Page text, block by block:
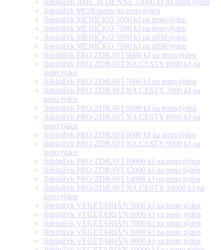
Jídelníček JÍME 3x DENNĚ 10000 kJ na příští týden
Jídelníček MOJEmenu na tento týden
Jídelníček MENÍČKO 5000 kJ na tento týden
Jídelníček MENÍČKO 7500 kJ na tento týden
Jídelníček MENÍČKO 5000 kJ na příští týden
Jídelníček MENÍČKO 7500 kJ na příští týden
Jídelníček PRO ZDRAVÍ 6000 kJ na tento týden
Jídelníček PRO ZDRAVÍ NA CESTY 6000 kJ na
tento týden
Jídelníček PRO ZDRAVÍ 7000 kJ na tento týden
Jídelníček PRO ZDRAVÍ NA CESTY 7000 kJ na
tento týden
Jídelníček PRO ZDRAVÍ 8000 kJ na tento týden
Jídelníček PRO ZDRAVÍ NA CESTY 8000 kJ na
tento týden
Jídelníček PRO ZDRAVÍ 9000 kJ na tento týden
Jídelníček PRO ZDRAVÍ NA CESTY 9000 kJ na
tento týden
Jídelníček PRO ZDRAVÍ 10000 kJ na tento týden
Jídelníček PRO ZDRAVÍ 12000 kJ na tento týden
Jídelníček PRO ZDRAVÍ 14000 kJ na tento týden
Jídelníček PRO ZDRAVÍ NA CESTY 10000 kJ na
tento týden
Jídelníček VEGETARIÁN 5000 kJ na tento týden
Jídelníček VEGETARIÁN 6000 kJ na tento týden
Jídelníček VEGETARIÁN 7000 kJ na tento týden
Jídelníček VEGETARIÁN 8000 kJ na tento týden
Jídelníček VEGETARIÁN 9000 kJ na tento týden